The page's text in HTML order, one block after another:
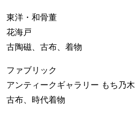
東洋・和骨董
花海戸
古陶磁、古布、着物
ファブリック
アンティークギャラリー もち乃木
古布、時代着物